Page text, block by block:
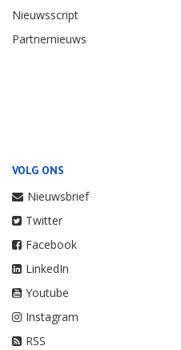
Nieuwsscript
Partnernieuws
VOLG ONS
Nieuwsbrief
Twitter
Facebook
LinkedIn
Youtube
Instagram
RSS